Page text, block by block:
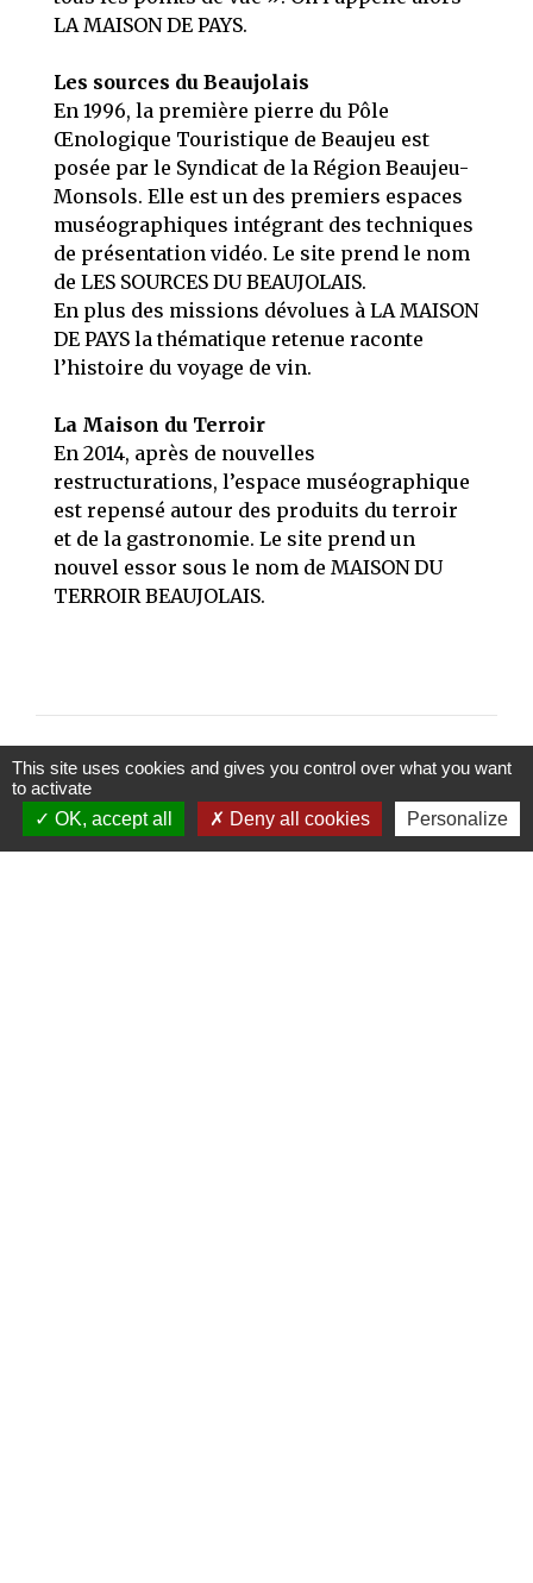
LA MAISON DE PAYS.
Les sources du Beaujolais
En 1996, la première pierre du Pôle
Œnologique Touristique de Beaujeu est
posée par le Syndicat de la Région Beaujeu-
Monsols. Elle est un des premiers espaces
muséographiques intégrant des techniques
de présentation vidéo. Le site prend le nom
de LES SOURCES DU BEAUJOLAIS.
En plus des missions dévolues à LA MAISON
DE PAYS la thématique retenue raconte
l’histoire du voyage de vin.
La Maison du Terroir
En 2014, après de nouvelles
restructurations, l’espace muséographique
est repensé autour des produits du terroir
et de la gastronomie. Le site prend un
nouvel essor sous le nom de MAISON DU
TERROIR BEAUJOLAIS.
Contacts
This site uses cookies and gives you control over what you want
to activate
OK, accept all
Deny all cookies Personalize